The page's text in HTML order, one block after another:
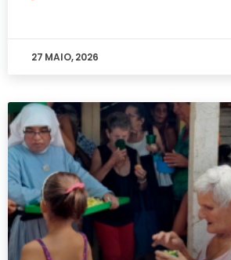
27 MAIO, 2026